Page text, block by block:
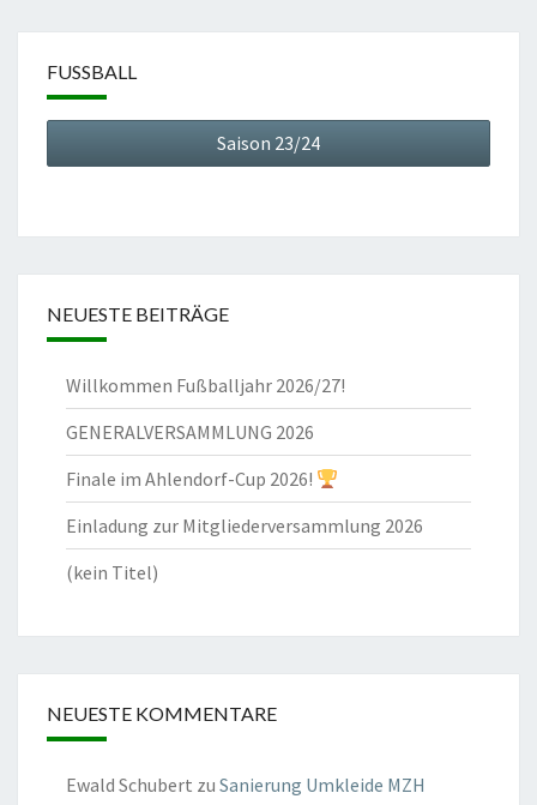
FUSSBALL
Saison 23/24
NEUESTE BEITRÄGE
Willkommen Fußballjahr 2026/27!
GENERALVERSAMMLUNG 2026
Finale im Ahlendorf-Cup 2026!
Einladung zur Mitgliederversammlung 2026
(kein Titel)
NEUESTE KOMMENTARE
Ewald Schubert zu Sanierung Umkleide MZH